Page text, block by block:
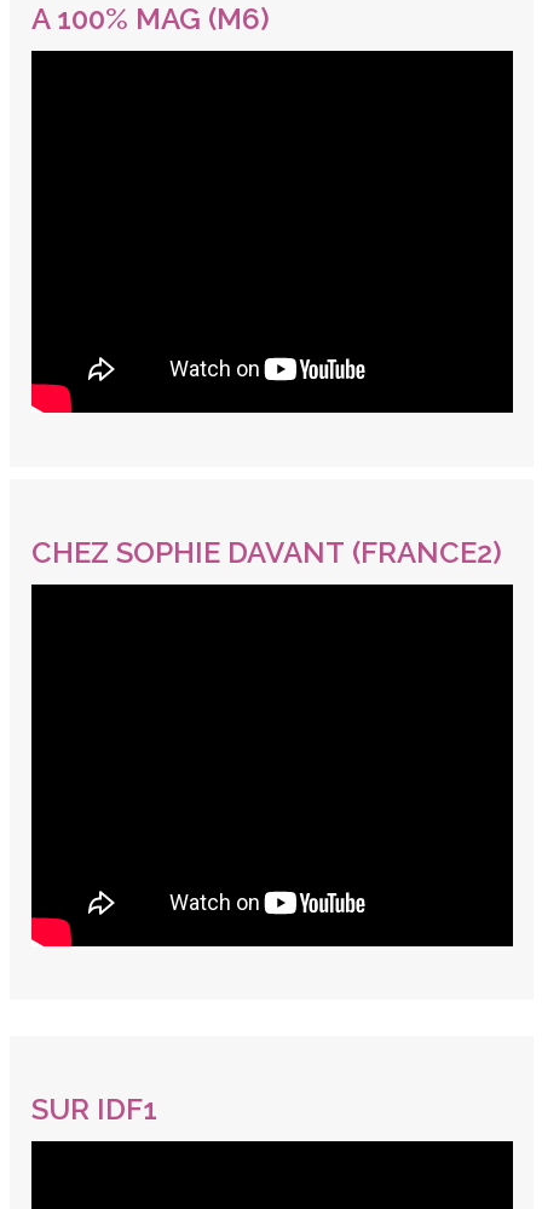
A 100% MAG (M6)
CHEZ SOPHIE DAVANT (FRANCE2)
SUR IDF1